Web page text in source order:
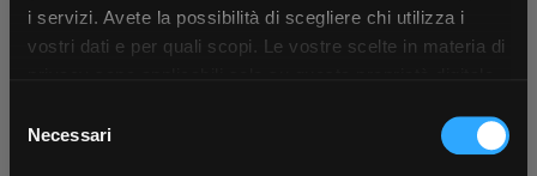
i servizi. Avete la possibilità di scegliere chi utilizza i
vostri dati e per quali scopi. Le vostre scelte in materia di
modificare o revocare il proprio consenso in qualsiasi
momento dalla Dichiarazione sui cookie o facendo clic
delNecessari
×
App Rexel Italia